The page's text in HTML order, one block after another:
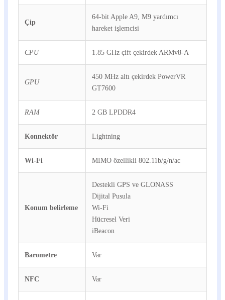
Çip
64-bit Apple A9, M9 yardımcı
hareket işlemcisi
CPU 1.85 GHz çift çekirdek ARMv8-A
GPU
450 MHz altı çekirdek PowerVR
GT7600
RAM 2 GB LPDDR4
Konnektör Lightning
Wi-Fi MIMO özellikli 802.11b/g/n/ac
Konum belirleme
Destekli GPS ve GLONASS
Dijital Pusula
Wi-Fi
Hücresel Veri
iBeacon
Barometre Var
NFC Var